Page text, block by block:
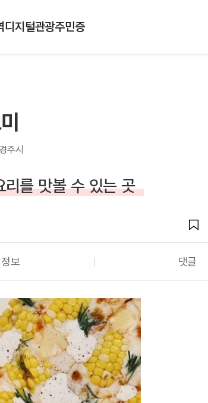
디지털관광주민증
주시
를 맛볼 수 있는 곳
보 댓글